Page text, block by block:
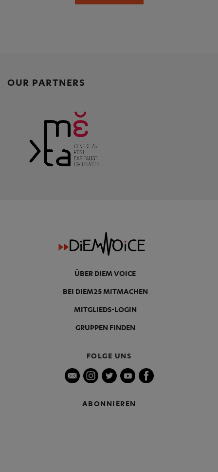
OUR PARTNERS
ÜBER DIEM VOICE
BEI DIEM25 MITMACHEN
MITGLIEDS-LOGIN
GRUPPEN FINDEN
FOLGE UNS
ABONNIEREN